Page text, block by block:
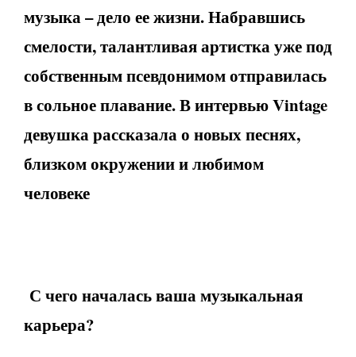
музыка – дело ее жизни. Набравшись
смелости, талантливая артистка уже под
собственным псевдонимом отправилась
в сольное плавание. В интервьюVintage
девушка рассказала о новых песнях,
близком окружении и любимом
человеке
С чего началась ваша музыкальная
карьера?